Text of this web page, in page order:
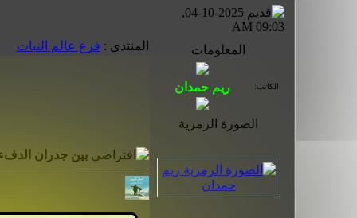
04-10-2025,
09:03 AM
المعلومات
الكاتب:
الصورة الرمزية
المنتدى : فرع عالم النبات
بين جدران الدفء